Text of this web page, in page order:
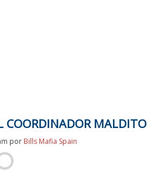
COORDINADOR MALDITO
por Bills Mafia Spain